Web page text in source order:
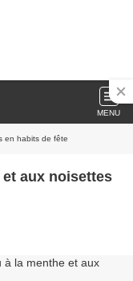
MENU
en habits de fête
et aux noisettes